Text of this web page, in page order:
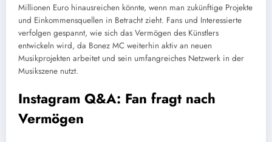
Millionen Euro hinausreichen könnte, wenn man zukünftige Projekte
und Einkommensquellen in Betracht zieht. Fans und Interessierte
verfolgen gespannt, wie sich das Vermögen des Künstlers
entwickeln wird, da Bonez MC weiterhin aktiv an neuen
Musikprojekten arbeitet und sein umfangreiches Netzwerk in der
Musikszene nutzt.
Instagram Q&A: Fan fragt nach
Vermögen